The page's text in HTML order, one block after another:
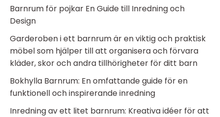
Barnrum för pojkar En Guide till Inredning och
Design
Garderoben i ett barnrum är en viktig och praktisk
möbel som hjälper till att organisera och förvara
kläder, skor och andra tillhörigheter för ditt barn
Bokhylla Barnrum: En omfattande guide för en
funktionell och inspirerande inredning
Inredning av ett litet barnrum: Kreativa idéer för att